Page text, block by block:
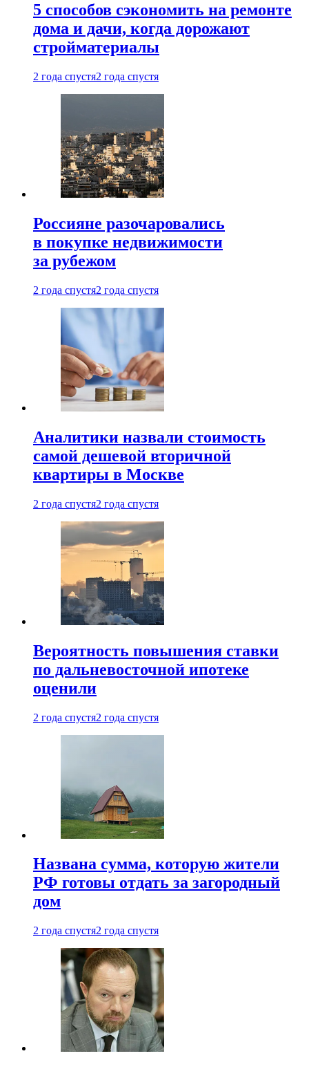
5 способов сэкономить на ремонте
дома и дачи, когда дорожают
стройматериалы
2 года спустя2 года спустя
Россияне разочаровались
в покупке недвижимости
за рубежом
2 года спустя2 года спустя
Аналитики назвали стоимость
самой дешевой вторичной
квартиры в Москве
2 года спустя2 года спустя
Вероятность повышения ставки
по дальневосточной ипотеке
оценили
2 года спустя2 года спустя
Названа сумма, которую жители
РФ готовы отдать за загородный
дом
2 года спустя2 года спустя